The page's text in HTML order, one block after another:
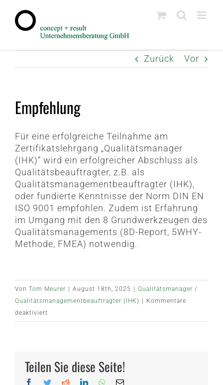
Inhalt
springen
Zurück Vor
Empfehlung
Für eine erfolgreiche Teilnahme am
Zertifikatslehrgang „Qualitätsmanager
(IHK)“ wird ein erfolgreicher Abschluss als
Qualitätsbeauftragter, z.B. als
Qualitätsmanagementbeauftragter (IHK),
oder fundierte Kenntnisse der Norm DIN EN
ISO 9001 empfohlen. Zudem ist Erfahrung
im Umgang mit den 8 Grundwerkzeugen des
Qualitätsmanagements (8D-Report, 5WHY-
Methode, FMEA) notwendig.
Von Tom Meurer August 18th, 2025
Qualitätsmanager /
Qualitätsmanagementbeauftragter (IHK)
Kommentare
deaktiviert
Teilen Sie diese Seite!
Facebook
TwitterReddit LinkedInWhatsApp